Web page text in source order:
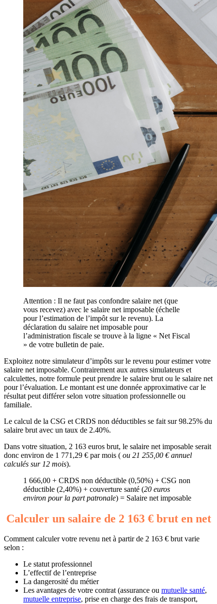
Attention : Il ne faut pas confondre salaire net (que
vous recevez) avec le salaire net imposable (échelle
pour l’estimation de l’impôt sur le revenu). La
déclaration du salaire net imposable pour
l’administration fiscale se trouve à la ligne « Net Fiscal
» de votre bulletin de paie.
Exploitez notre simulateur d’impôts sur le revenu pour estimer votre
salaire net imposable. Contrairement aux autres simulateurs et
calculettes, notre formule peut prendre le salaire brut ou le salaire net
pour l’évaluation. Le montant est une donnée approximative car le
résultat peut différer selon votre situation professionnelle ou
familiale.
Le calcul de la CSG et CRDS non déductibles se fait sur 98.25% du
salaire brut avec un taux de 2.40%.
Dans votre situation, 2 163 euros brut, le salaire net imposable serait
donc environ de 1 771,29 € par mois ( ou 21 255,00 € annuel
calculés sur 12 mois).
1 666,00 + CRDS non déductible (0,50%) + CSG non
déductible (2,40%) + couverture santé (20 euros
environ pour la part patronale) = Salaire net imposable
Calculer un salaire de 2 163 € brut en net
Comment calculer votre revenu net à partir de 2 163 € brut varie
selon :
Le statut professionnel
L’effectif de l’entreprise
La dangerosité du métier
Les avantages de votre contrat (assurance ou mutuelle santé,
mutuelle entreprise, prise en charge des frais de transport,